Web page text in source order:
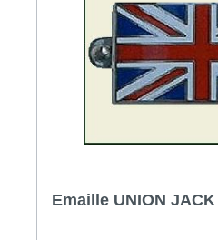
Schieben Sie die
Seite mittig vor die Reifen.
vorsichtig auf die
Emaille UNION JACK